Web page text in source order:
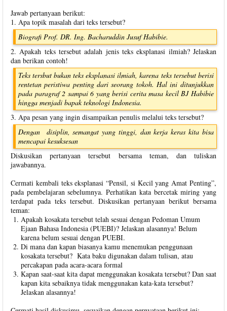
Jawab pertanyaan berikut:
1. Apa topik masalah dari teks tersebut?
Biografi Prof. DR. Ing. Bacharuddin Jusuf Habibie.
2. Apakah teks tersebut adalah jenis teks eksplanasi ilmiah? Jelaskan
dan berikan contoh!
Teks tersbut bukan teks eksplanasi ilmiah, karena teks tersebut berisi
rentetan peristiwa penting dari seorang tokoh. Hal ini ditunjukkan
pada paragraf 2 sampai 6 yang berisi cerita masa kecil BJ Habibie
hingga menjadi bapak teknologi Indonesia.
3. Apa pesan yang ingin disampaikan penulis melalui teks tersebut?
Dengan disiplin, semangat yang tinggi, dan kerja keras kita bisa
mencapai kesuksesan
Diskusikan pertanyaan tersebut bersama teman, dan tuliskan
jawabannya.
Cermati kembali teks eksplanasi “Pensil, si Kecil yang Amat Penting”,
pada pembelajaran sebelumnya. Perhatikan kata bercetak miring yang
terdapat pada teks tersebut. Diskusikan pertanyaan berikut bersama
teman:
Apakah kosakata tersebut telah sesuai dengan Pedoman Umum
Ejaan Bahasa Indonesia (PUEBI)? Jelaskan alasannya! Belum
karena belum sesuai dengan PUEBI.
Di mana dan kapan biasanya kamu menemukan penggunaan
kosakata tersebut? Kata baku digunakan dalam tulisan, atau
percakapan pada acara-acara formal
Kapan saat-saat kita dapat menggunakan kosakata tersebut? Dan saat
kapan kita sebaiknya tidak menggunakan kata-kata tersebut?
Jelaskan alasannya!